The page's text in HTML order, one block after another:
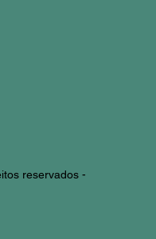
reservados -